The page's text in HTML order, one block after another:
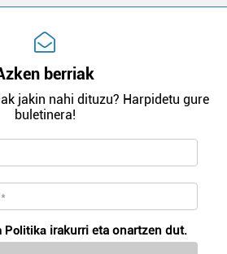
berriak
jakin nahi dituzu? Harpidetu gure
buletinera!
Politika irakurri eta onartzen dut.